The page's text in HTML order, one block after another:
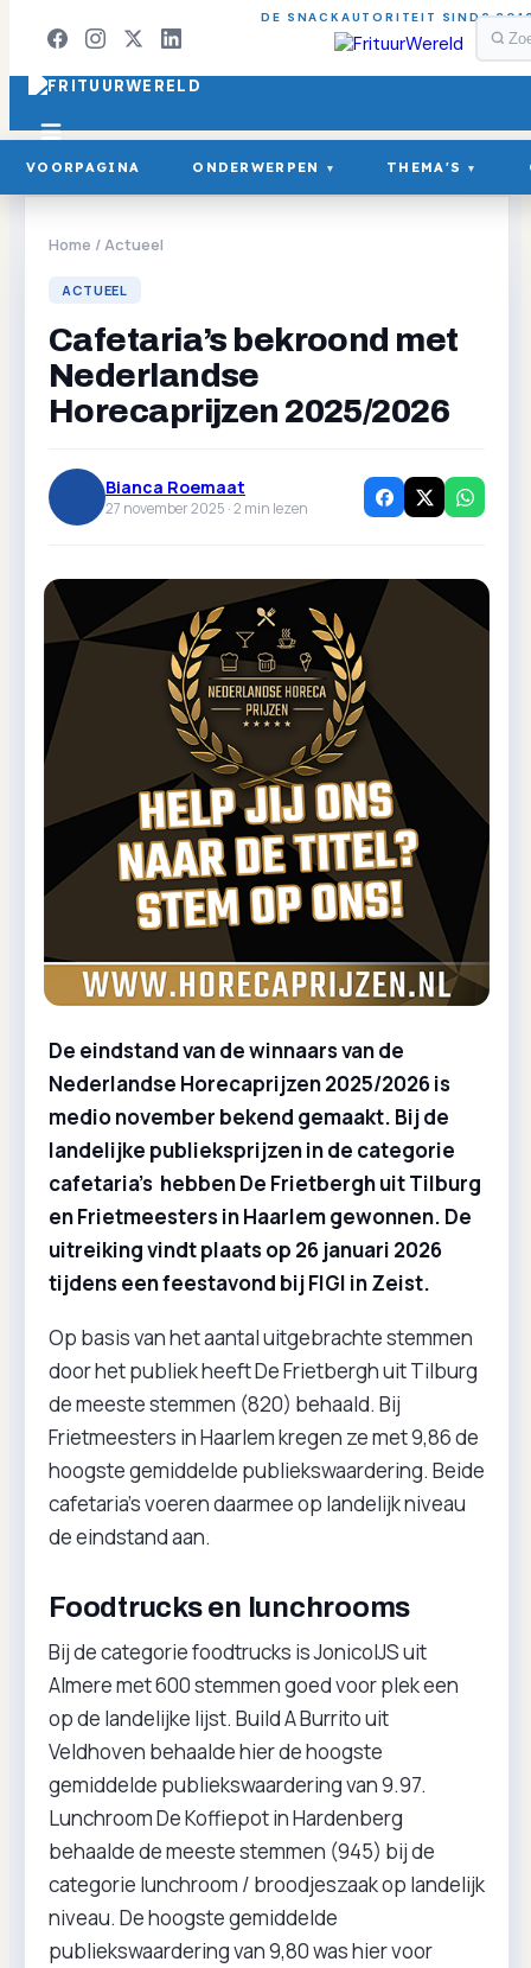
DE SNACKAUTORITEIT SINDS
VOORPAGINA ONDERWERPEN ▾ THEMA'S ▾
Home /Actueel
ACTUEEL
Cafetaria’s bekroond met
Nederlandse
Horecaprijzen 2025/2026
Bianca Roemaat
27 november 2025 ·2 min lezen
De eindstand van de winnaars van de
Nederlandse Horecaprijzen 2025/2026 is
medio november bekend gemaakt. Bij de
landelijke publieksprijzen in de categorie
cafetaria’s hebben De Frietbergh uit Tilburg
en Frietmeesters in Haarlem gewonnen. De
uitreiking vindt plaats op 26 januari 2026
tijdens een feestavond bij FIGI in Zeist.
Op basis van het aantal uitgebrachte stemmen
door het publiek heeft De Frietbergh uit Tilburg
de meeste stemmen (820) behaald. Bij
Frietmeesters in Haarlem kregen ze met 9,86 de
hoogste gemiddelde publiekswaardering. Beide
cafetaria's voeren daarmee op landelijk niveau
de eindstand aan.
Foodtrucks en lunchrooms
Bij de categorie foodtrucks is JonicoIJS uit
Almere met 600 stemmen goed voor plek een
op de landelijke lijst. Build A Burrito uit
Veldhoven behaalde hier de hoogste
gemiddelde publiekswaardering van 9.97.
Lunchroom De Koffiepot in Hardenberg
behaalde de meeste stemmen (945) bij de
categorie lunchroom / broodjeszaak op landelijk
niveau. De hoogste gemiddelde
publiekswaardering van 9,80 was hier voor